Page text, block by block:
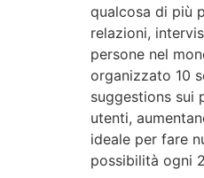
qualcosa di più
relazioni,
persone nel
organizzato 10
suggestions sui
utenti,
ideale per fare
possibilità ogni